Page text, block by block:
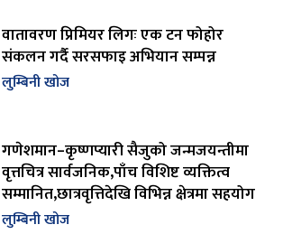
वातावरण प्रिमियर लिगः एक टन फोहोर
संकलन गर्दै सरसफाइ अभियान सम्पन्न
लुम्बिनी खोज
गणेशमान–कृष्णप्यारी सैजुको जन्मजयन्तीमा
वृत्तचित्र सार्वजनिक,पाँच विशिष्ट व्यक्तित्व
सम्मानित,छात्रवृत्तिदेखि विभिन्न क्षेत्रमा सहयोग
लुम्बिनी खोज